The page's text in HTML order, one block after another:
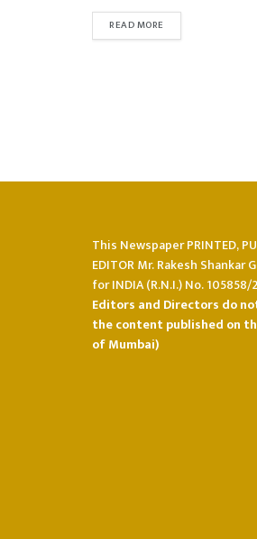
READ MORE
This Newspaper PRINTED,
EDITOR Mr. Rakesh
for INDIA (R.N.I.) No.
Editors and Directors do
the content published on
of Mumbai)